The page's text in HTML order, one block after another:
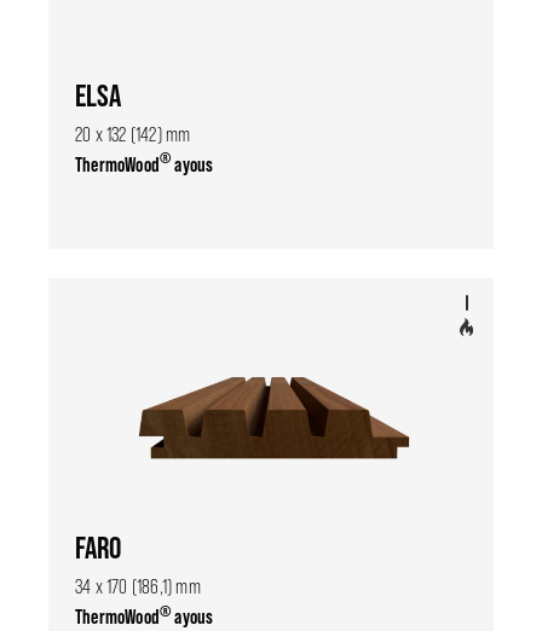
ELSA
20 x 132 (142) mm
ThermoWood®ayous
FARO
34 x 170 (186,1) mm
ThermoWood®ayous